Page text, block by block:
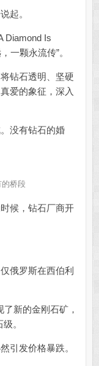
起。
Is
一颗永流传”。
钻石透明、坚硬
爱的象征，深入
没有钻石的婚
桥段
候，钻石厂商开
俄罗斯在西伯利
新的金刚石矿，
。
发价格暴跌。